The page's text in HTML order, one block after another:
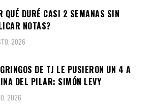
QUÉ DURÉ CASI 2 SEMANAS SIN
NOTAS?
2026
DE TJ LE PUSIERON UN 4 A
DEL PILAR: SIMÓN LEVY
2026